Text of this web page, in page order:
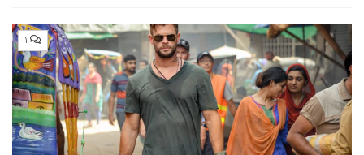
اخبار
۱